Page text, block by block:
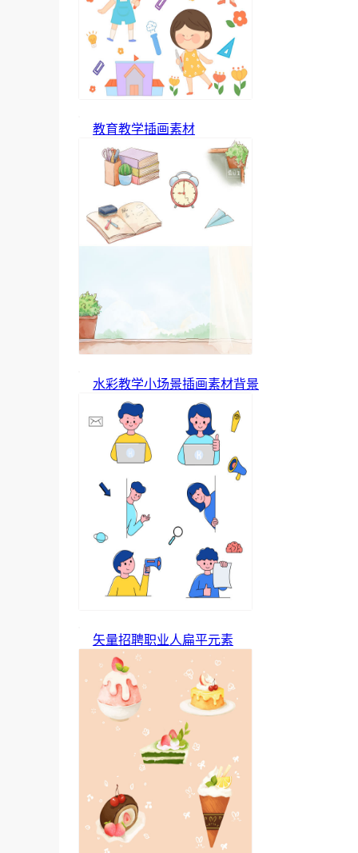
教育教学插画素材
水彩教学小场景插画素材背景
矢量招聘职业人扁平元素